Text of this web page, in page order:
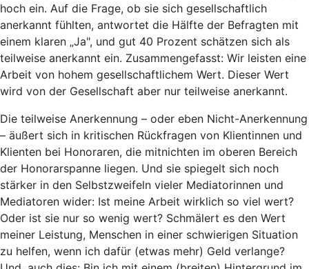
hoch ein. Auf die Frage, ob sie sich gesellschaftlich
anerkannt fühlten, antwortet die Hälfte der Befragten mit
einem klaren „Ja", und gut 40 Prozent schätzen sich als
teilweise anerkannt ein. Zusammengefasst: Wir leisten eine
Arbeit von hohem gesellschaftlichem Wert. Dieser Wert
wird von der Gesellschaft aber nur teilweise anerkannt.
Die teilweise Anerkennung – oder eben Nicht-Anerkennung
– äußert sich in kritischen Rückfragen von Klientinnen und
Klienten bei Honoraren, die mitnichten im oberen Bereich
der Honorarspanne liegen. Und sie spiegelt sich noch
stärker in den Selbstzweifeln vieler Mediatorinnen und
Mediatoren wider: Ist meine Arbeit wirklich so viel wert?
Oder ist sie nur so wenig wert? Schmälert es den Wert
meiner Leistung, Menschen in einer schwierigen Situation
zu helfen, wenn ich dafür (etwas mehr) Geld verlange?